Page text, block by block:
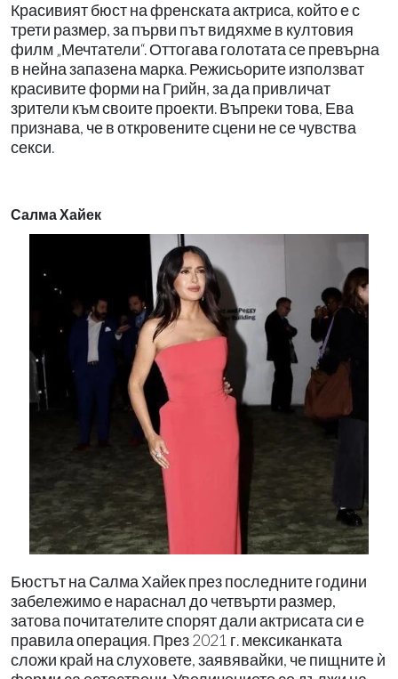
Красивият бюст на френската актриса, който е с
трети размер, за първи път видяхме в култовия
филм „Мечтатели“. Оттогава голотата се превърна
в нейна запазена марка. Режисьорите използват
красивите форми на Грийн, за да привличат
зрители към своите проекти. Въпреки това, Ева
признава, че в откровените сцени не се чувства
секси.
Салма Хайек
Бюстът на Салма Хайек през последните години
забележимо е нараснал до четвърти размер,
затова почитателите спорят дали актрисата си е
правила операция. През 2021 г. мексиканката
сложи край на слуховете, заявявайки, че пищните ѝ